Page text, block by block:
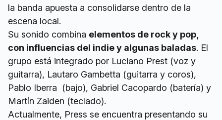
la banda apuesta a consolidarse dentro de la
escena local.
Su sonido combina elementos de rock y pop,
con influencias del indie y algunas baladas. El
grupo está integrado por Luciano Prest (voz y
guitarra), Lautaro Gambetta (guitarra y coros),
Pablo Iberra (bajo), Gabriel Cacopardo (batería) y
Martín Zaiden (teclado).
Actualmente, Press se encuentra presentando su